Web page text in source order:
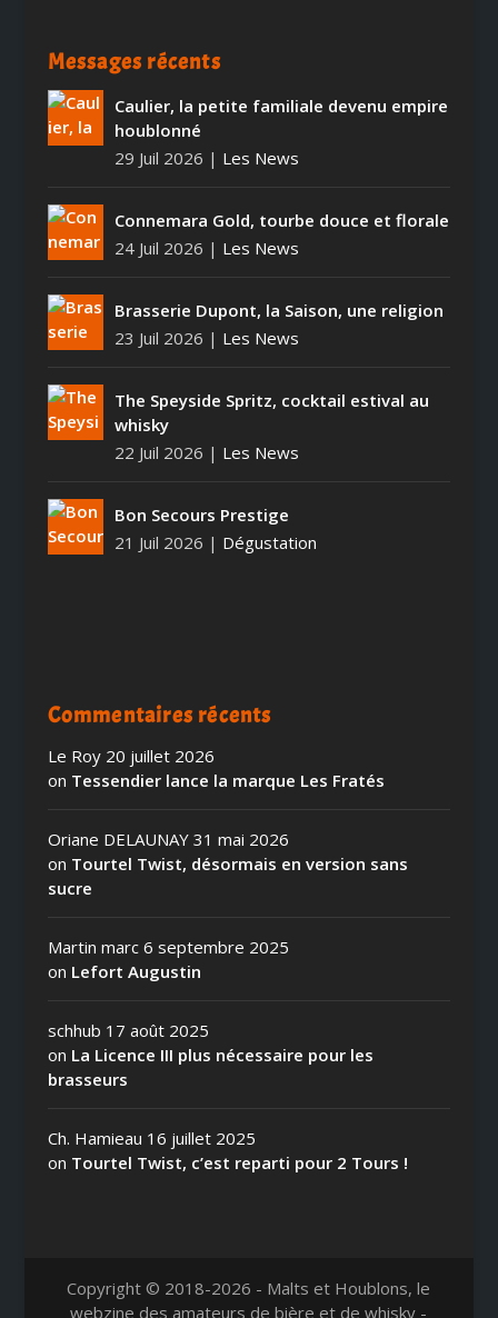
Messages récents
Caulier, la petite familiale devenu empire
houblonné
29 Juil 2026 | Les News
Connemara Gold, tourbe douce et florale
24 Juil 2026 | Les News
Brasserie Dupont, la Saison, une religion
23 Juil 2026 | Les News
The Speyside Spritz, cocktail estival au
whisky
22 Juil 2026 | Les News
Bon Secours Prestige
21 Juil 2026 | Dégustation
Commentaires récents
Le Roy 20 juillet 2026
on Tessendier lance la marque Les Fratés
Oriane DELAUNAY 31 mai 2026
on Tourtel Twist, désormais en version sans
sucre
Martin marc 6 septembre 2025
on Lefort Augustin
schhub 17 août 2025
on La Licence III plus nécessaire pour les
brasseurs
Ch. Hamieau 16 juillet 2025
on Tourtel Twist, c’est reparti pour 2 Tours !
Copyright © 2018-2026 - Malts et Houblons, le
webzine des amateurs de bière et de whisky -